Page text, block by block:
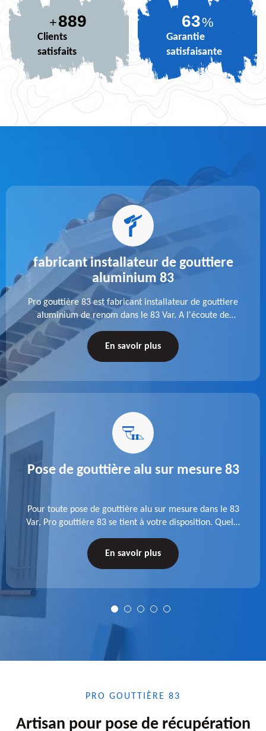
+889
Clients
satisfaits
76%
Garantie
satisfaisante
fabricant installateur de gouttiere
aluminium 83
Pro gouttière 83 est fabricant installateur de gouttiere
aluminium de renom dans le 83 Var. A l'écoute de
chaque besoin, notre équipe veille à réaliser des
gouttières performantes, durables et à la hauteur de
En savoir plus
Pose de gouttière alu sur mesure 83
Pour toute pose de gouttière alu sur mesure dans le 83
Var, Pro gouttière 83 se tient à votre disposition. Quelle
nous confiance.
En savoir plus
PRO GOUTTIÈRE 83
Artisan pour pose de récupération